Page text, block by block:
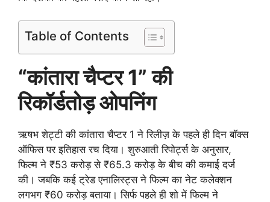
Table of Contents
“कांतारा चैप्टर 1” की
रिकॉर्डतोड़ ओपनिंग
ऋषभ शेट्टी की कांतारा चैप्टर 1 ने रिलीज़ के पहले ही दिन बॉक्स
ऑफिस पर इतिहास रच दिया। शुरुआती रिपोर्ट्स के अनुसार,
फिल्म ने ₹53 करोड़ से ₹65.3 करोड़ के बीच की कमाई दर्ज
की। जबकि कई ट्रेड एनालिस्ट्स ने फिल्म का नेट कलेक्शन
लगभग ₹60 करोड़ बताया। सिर्फ पहले ही शो में फिल्म ने